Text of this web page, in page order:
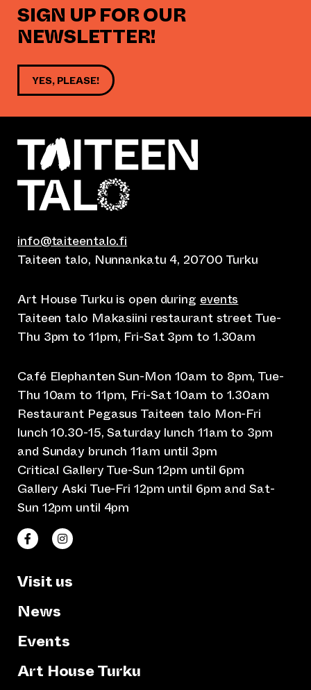
SIGN UP FOR OUR
NEWSLETTER!
YES, PLEASE!
info@taiteentalo.fi
Taiteen talo, Nunnankatu 4, 20700 Turku
Art House Turku is open during events
Taiteen talo Makasiini restaurant street Tue-
Thu 3pm to 11pm, Fri-Sat 3pm to 1.30am
Café Elephanten Sun-Mon 10am to 8pm, Tue-
Thu 10am to 11pm, Fri-Sat 10am to 1.30am
Restaurant Pegasus Taiteen talo Mon-Fri
lunch 10.30-15, Saturday lunch 11am to 3pm
and Sunday brunch 11am until 3pm
Critical Gallery Tue-Sun 12pm until 6pm
Gallery Aski Tue-Fri 12pm until 6pm and Sat-
Sun 12pm until 4pm
Taiteen talo Facebookissa
(opens an external website)
Taiteen talo Instagramissa
(opens an external website)
Visit us
News
Events
Art House Turku